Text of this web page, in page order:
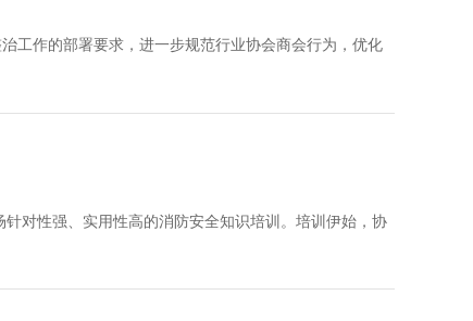
作的部署要求，进一步规范行业协会商会行为，优化
对性强、实用性高的消防安全知识培训。培训伊始，协